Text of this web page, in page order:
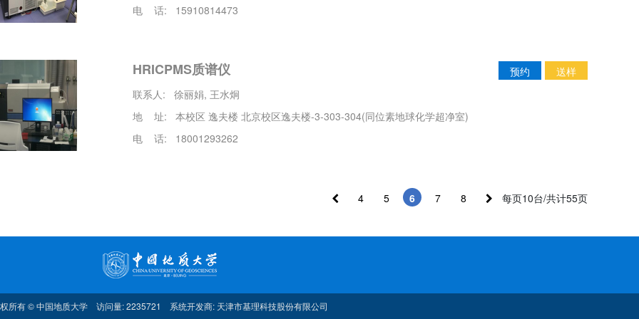
电 话: 15910814473
HRICPMS质谱仪 预约
送样
联系人: 徐丽娟, 王水炯
地 址: 本校区 逸夫楼 北京校区逸夫楼-3-303-304(同位素地球化学超净室)
电 话: 18001293262
4 5 6 7 8 每页10台/共计55页
所有 © 中国地质大学 访问量: 2235721 系统开发商: 天津市基理科技股份有限公司